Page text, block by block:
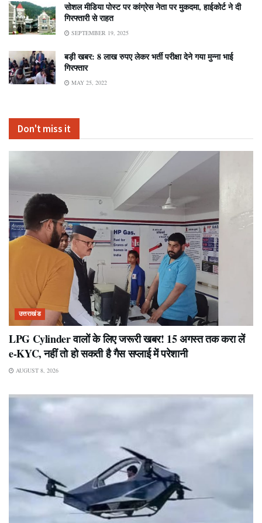
सोशल मीडिया पोस्ट पर कांग्रेस नेता पर मुकदमा, हाईकोर्ट ने दी
गिरफ्तारी से राहत
SEPTEMBER 19, 2025
बड़ी खबर: 8 लाख रुपए लेकर भर्ती परीक्षा देने गया मुन्ना भाई
गिरफ्तार
MAY 25, 2022
Don't miss it
उत्तराखंड
LPG Cylinder वालों के लिए जरूरी खबर! 15 अगस्त तक करा लें
e-KYC, नहीं तो हो सकती है गैस सप्लाई में परेशानी
AUGUST 8, 2026